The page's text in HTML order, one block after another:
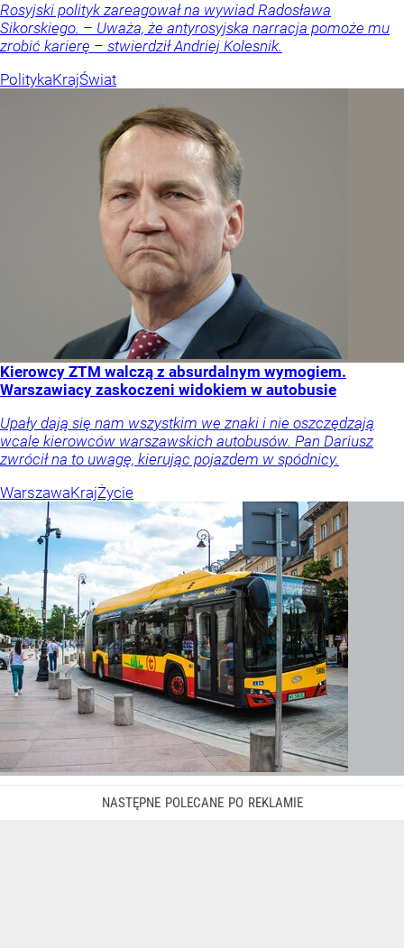
Rosyjski polityk zareagował na wywiad Radosława
Sikorskiego. – Uważa, że antyrosyjska narracja pomoże mu
zrobić karierę – stwierdził Andriej Kolesnik.
PolitykaKrajŚwiat
Kierowcy ZTM walczą z absurdalnym wymogiem.
Warszawiacy zaskoczeni widokiem w autobusie
Upały dają się nam wszystkim we znaki i nie oszczędzają
wcale kierowców warszawskich autobusów. Pan Dariusz
zwrócił na to uwagę, kierując pojazdem w spódnicy.
WarszawaKrajŻycie